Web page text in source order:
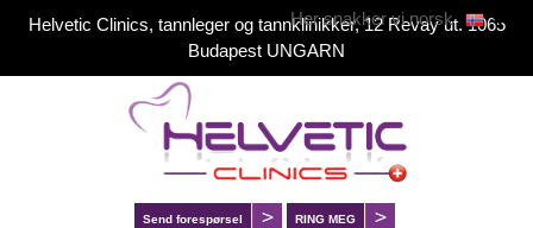
Helvetic Clinics, tannleger og tannklinikker, 12 Revay ut. 1065
Budapest UNGARN
Her snakker vi norsk
Send forespørsel RING MEG